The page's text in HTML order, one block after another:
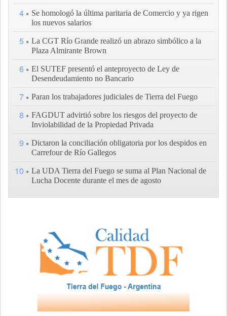
4
Se homologó la última paritaria de Comercio y ya rigen
los nuevos salarios
5
La CGT Río Grande realizó un abrazo simbólico a la
Plaza Almirante Brown
6
El SUTEF presentó el anteproyecto de Ley de
Desendeudamiento no Bancario
7 Paran los trabajadores judiciales de Tierra del Fuego
8
FAGDUT advirtió sobre los riesgos del proyecto de
Inviolabilidad de la Propiedad Privada
9
Dictaron la conciliación obligatoria por los despidos en
Carrefour de Río Gallegos
10
La UDA Tierra del Fuego se suma al Plan Nacional de
Lucha Docente durante el mes de agosto